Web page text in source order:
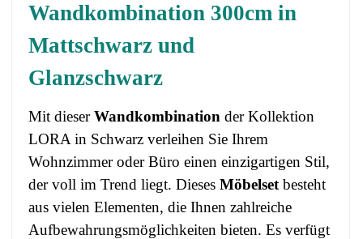
Wandkombination 300cm in
Mattschwarz und
Glanzschwarz
Mit dieserWandkombination der Kollektion
LORA in Schwarz verleihen Sie Ihrem
Wohnzimmer oder Büro einen einzigartigen Stil,
der voll im Trend liegt. Dieses Möbelset besteht
aus vielen Elementen, die Ihnen zahlreiche
Aufbewahrungsmöglichkeiten bieten. Es verfügt